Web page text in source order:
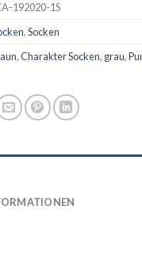
192020-1S
,Socken
,Charakter Socken, grau,